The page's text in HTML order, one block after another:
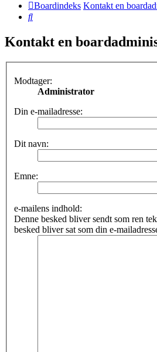
Boardindeks Kontakt en
Søg
Kontakt en
Modtager:
Administrator
Din e-mailadresse:
Dit navn:
Emne:
e-mailens indhold:
Denne besked bliver sendt som ren
besked bliver sat som din e-